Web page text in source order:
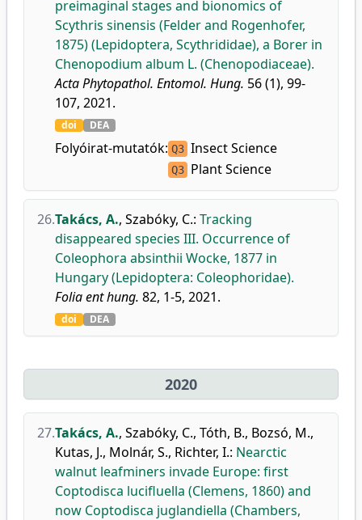
preimaginal stages and bionomics of
Scythris sinensis (Felder and Rogenhofer,
1875) (Lepidoptera, Scythrididae), a Borer in
Chenopodium album L. (Chenopodiaceae).
Acta Phytopathol. Entomol. Hung. 56 (1), 99-
107, 2021.
doi DEA
Folyóirat-mutatók: Q3 Insect Science
Q3 Plant Science
26.Takács, A., Szabóky, C.: Tracking
disappeared species III. Occurrence of
Coleophora absinthii Wocke, 1877 in
Hungary (Lepidoptera: Coleophoridae).
Folia ent hung. 82, 1-5, 2021.
doi DEA
2020
27.Takács, A., Szabóky, C., Tóth, B., Bozsó, M.,
Kutas, J., Molnár, S., Richter, I.: Nearctic
walnut leafminers invade Europe: first
Coptodisca lucifluella (Clemens, 1860) and
now Coptodisca juglandiella (Chambers,